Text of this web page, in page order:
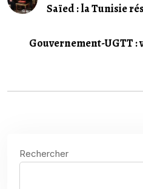
Saïed : la Tunisie
Gouvernement-UGTT :
Rechercher